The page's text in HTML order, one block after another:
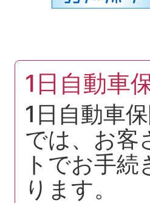
1日自動車
1日自動車
では、お客
トでお手
ります。